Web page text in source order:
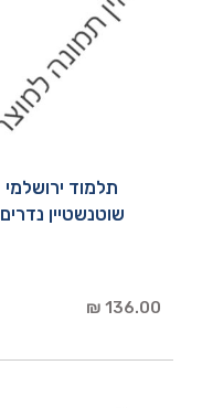
תלמוד ירושלמי
שוטנשטיין נדרים
136.00 ₪